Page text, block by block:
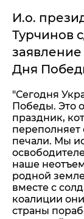
И.о.
Турчинов
Дня
"Сегодня
Победы. Это
праздник,
печали. Мы
наше
родной
вместе с
коалиции
страны